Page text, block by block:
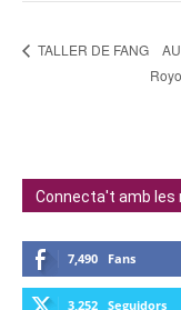
TALLER DE FANG
Royo
Connecta't amb les
7,490 Fans
3,252 Seguidors